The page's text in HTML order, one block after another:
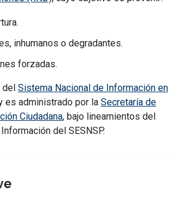
inhumanos o degradantes.
forzadas.
del Sistema Nacional de Información en
es administrado por la Secretaría de
Ciudadana, bajo lineamientos del
del SESNSP.